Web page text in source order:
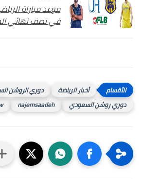
موعد مباراة
في نصف نهائي
أخبار الرياضة
دوري الروشن
دوري روشن السعودي
najemsaadeh